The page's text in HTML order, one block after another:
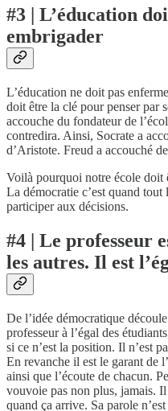
#3 | L’éducation
embrigader
L’éducation ne doit pas
doit être la clé pour penser par
accouche du fondateur de
contredira. Ainsi, Socrate a
d’Aristote. Freud a accouché
Voilà pourquoi notre école doit
La démocratie c’est quand
participer aux décisions.
#4 | Le professeur
les autres. Il est
De l’idée démocratique
professeur à l’égal des
si ce n’est la position. Il n’est
En revanche il est le garant de
ainsi que l’écoute de chacun.
vouvoie pas non plus, jamais.
quand ça arrive. Sa parole